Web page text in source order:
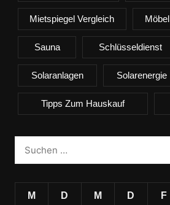
Mietspiegel Vergleich Möbel
Sauna Schlüsseldienst
Solaranlagen Solarenergie
Tipps Zum Hauskauf
M D M D F